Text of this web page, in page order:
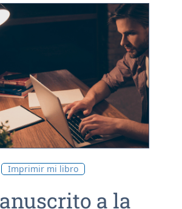
Imprimir mi libro
a la